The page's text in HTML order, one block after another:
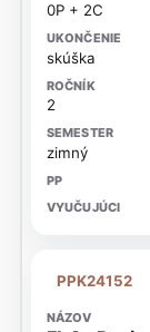
0P + 2C
skúška
2
zimný
PPK24152